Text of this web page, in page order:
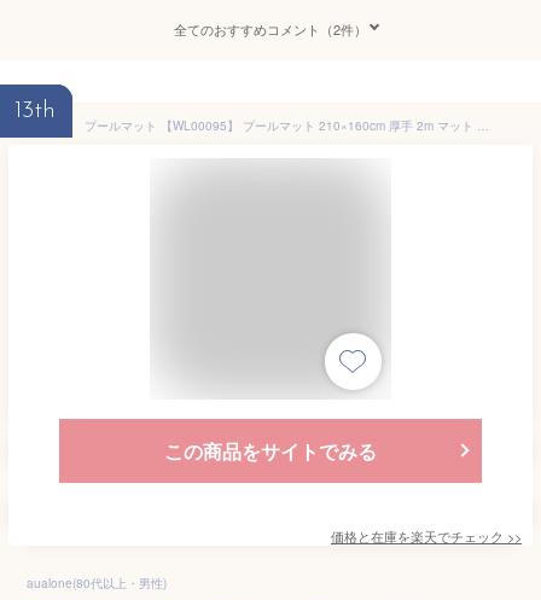
全てのおすすめコメント（2件）
13th
プールマット 【WL00095】 プールマット 210×160cm 厚手 2m マット プール下マット エアー 大型 家庭 子供 大人 海 レジャー レジャーシート アウトドア 水遊び 夏休み 海水浴 ビーチグッズ かわいい ビニールプール 安心 安全 TCCOLLECTION リブライト 東京ローソク
この商品をサイトでみる
価格と在庫を楽天でチェック >>
aualone(80代以上・男性)